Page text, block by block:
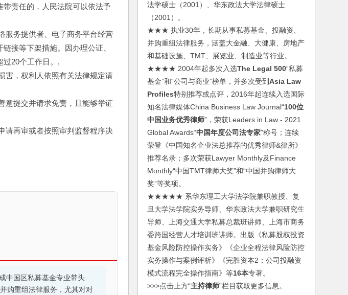
责任的，人民法院可以依法予
服务提供者、电子商务平台经营
接等下架措施。因办理公证、
过20个工作日。,
害，权利人依照有关法律规定请
意提交并请求免责，且能够举证
请再审或者按照审判监督程序决
中国区私募基金专业带头
购重组法律服务，尤其对对
法学硕士（2001）、华东政法大学法律硕士
（2001）。
★★★ 执业30年，长期从事私募基金、投融资、
并购重组法律服务，涵盖大金融、大健康、房地产
和基础设施、TMT、展览业、制造业等行业。
★★★★ 2004年起多次入选The Legal 500“私募
基金”和“公司与商业”榜单，并多次受到Asia Law
Profiles特别推荐或点评，2016年起连续入选国际
知名法律媒体China Business Law Journal“100位
中国业务优秀律师”，荣获Leaders in Law - 2021
Global Awards“中国年度公司法专家”称号；连续
荣登《中国知名企业法总推荐的优秀律师&律所》
推荐名录；多次荣获Lawyer Monthly及Finance
Monthly“中国TMT律师大奖”和“中国并购律师大
奖”等奖项。
★★★★★ 系华东理工大学法学院兼职教授、复
旦大学法学院实务导师、华东政法大学兼职研究生
导师、上海交通大学私募总裁班讲师、上海市商务
委跨国经营人才培训班讲师。出版《私募股权投资
基金风险防控操作实务》《企业全程法律风险防控
实务操作与案例评析》《完胜资本2：公司投融资
模式流程完全操作指南》等16本专著。
>>>点击上方“主持律师”栏目获取更多信息。